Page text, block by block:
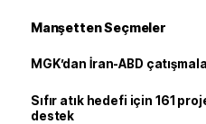
Manşetten Seçmeler
MGK’dan İran-ABD
Sıfır atık hedefi için 161
destek